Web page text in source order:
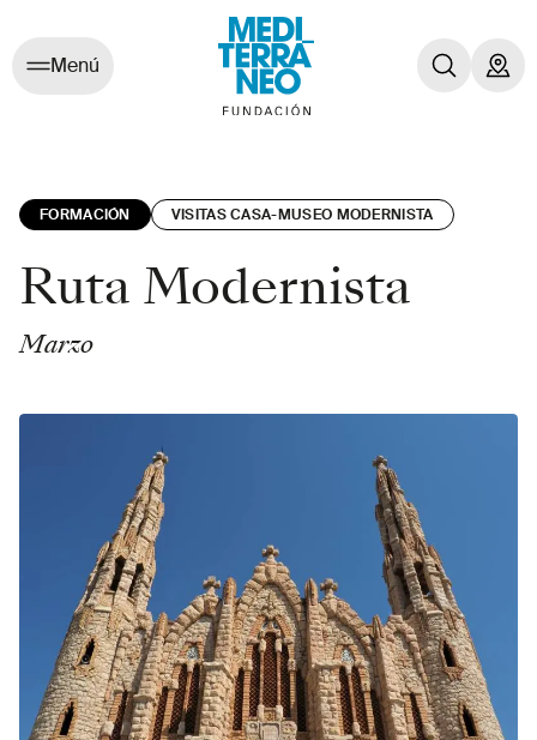
Menú
FORMACIÓN VISITAS CASA-MUSEO MODERNISTA
Ruta Modernista
Marzo